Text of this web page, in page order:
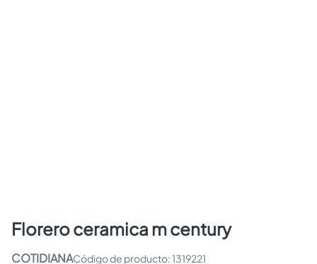
florero ceramica m century
COTIDIANA :1319221